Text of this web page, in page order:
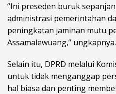
“Ini preseden buruk
administrasi pemerintahan
peningkatan jaminan mutu
Assamalewuang,” ungkapnya.
Selain itu, DPRD melalui
untuk tidak menganggap
hal biasa dan penting